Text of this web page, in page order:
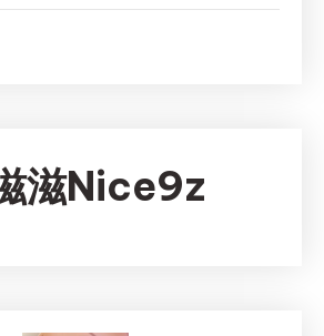
滋Nice9z